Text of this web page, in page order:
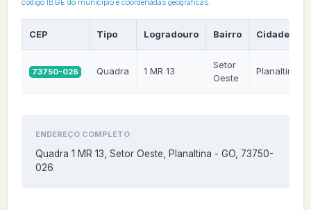
código IBGE do município e coordenadas geográficas.
CEP Tipo Logradouro Bairro Cidade
73750-026 Quadra 1 MR 13
Setor
Oeste
Planaltina
ENDEREÇO COMPLETO
Quadra 1 MR 13, Setor Oeste, Planaltina - GO, 73750-
026